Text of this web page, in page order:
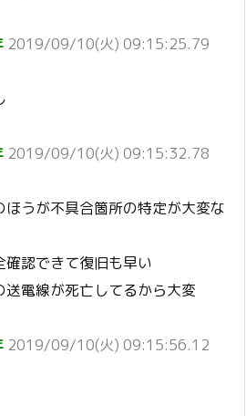
2019/09/10(火) 09:15:25.79
2019/09/10(火) 09:15:32.78
うが不具合箇所の特定が大変な
認できて復旧も早い
電線が死亡してるから大変
2019/09/10(火) 09:15:56.12